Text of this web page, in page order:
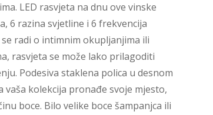
LED rasvjeta na dnu ove vinske
6 razina svjetline i 6 frekvencija
radi o intimnim okupljanjima ili
rasvjeta se može lako prilagoditi
Podesiva staklena polica u desnom
vaša kolekcija pronađe svoje mjesto,
boce. Bilo velike boce šampanjca ili